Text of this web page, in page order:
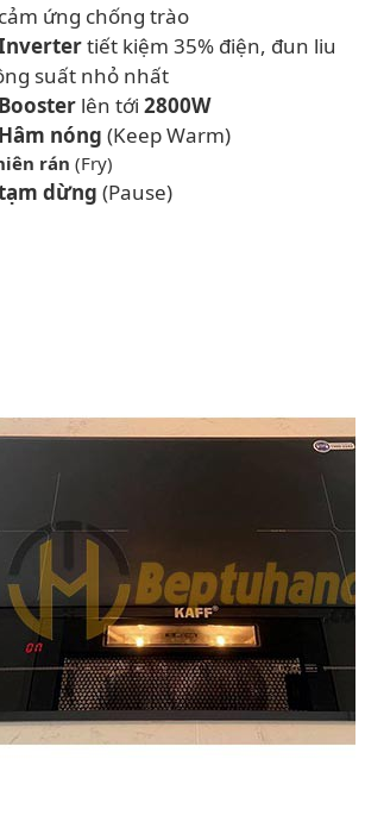
ứng chống trào
tiết kiệm 35% điện, đun liu
suất nhỏ nhất
Booster lên tới 2800W
Hâm nóng (Keep Warm)
rán (Fry)
dừng (Pause)